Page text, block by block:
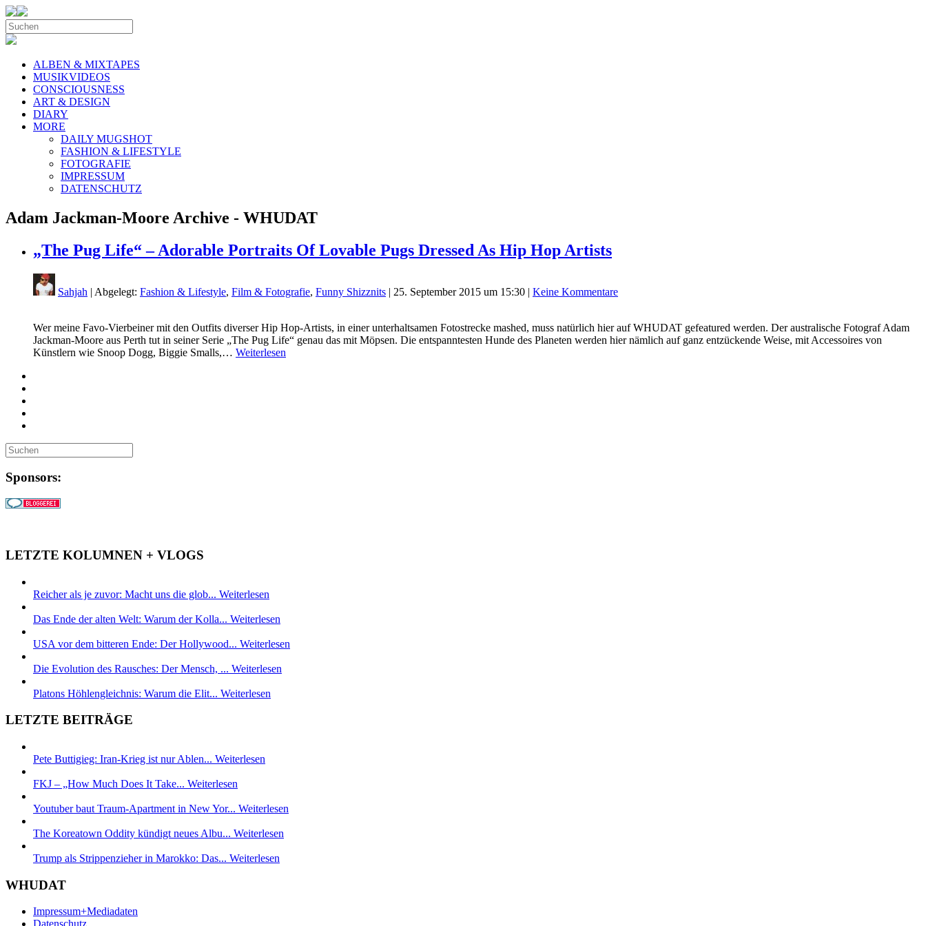
ALBEN & MIXTAPES
MUSIKVIDEOS
CONSCIOUSNESS
ART & DESIGN
DIARY
MORE
DAILY MUGSHOT
FASHION & LIFESTYLE
FOTOGRAFIE
IMPRESSUM
DATENSCHUTZ
Adam Jackman-Moore Archive - WHUDAT
„The Pug Life“ – Adorable Portraits Of Lovable Pugs Dressed As Hip Hop Artists
Sahjah | Abgelegt: Fashion & Lifestyle, Film & Fotografie, Funny Shizznits | 25. September 2015 um 15:30 | Keine Kommentare
Wer meine Favo-Vierbeiner mit den Outfits diverser Hip Hop-Artists, in einer unterhaltsamen Fotostrecke mashed, muss natürlich hier auf WHUDAT gefeatured werden. Der australische Fotograf Adam
Jackman-Moore aus Perth tut in seiner Serie „The Pug Life“ genau das mit Möpsen. Die entspanntesten Hunde des Planeten werden hier nämlich auf ganz entzückende Weise, mit Accessoires von
Künstlern wie Snoop Dogg, Biggie Smalls,… Weiterlesen
Sponsors:
LETZTE KOLUMNEN + VLOGS
Reicher als je zuvor: Macht uns die glob... Weiterlesen
Das Ende der alten Welt: Warum der Kolla... Weiterlesen
USA vor dem bitteren Ende: Der Hollywood... Weiterlesen
Die Evolution des Rausches: Der Mensch, ... Weiterlesen
Platons Höhlengleichnis: Warum die Elit... Weiterlesen
LETZTE BEITRÄGE
Pete Buttigieg: Iran-Krieg ist nur Ablen... Weiterlesen
FKJ – „How Much Does It Take... Weiterlesen
Youtuber baut Traum-Apartment in New Yor... Weiterlesen
The Koreatown Oddity kündigt neues Albu... Weiterlesen
Trump als Strippenzieher in Marokko: Das... Weiterlesen
WHUDAT
Impressum+Mediadaten